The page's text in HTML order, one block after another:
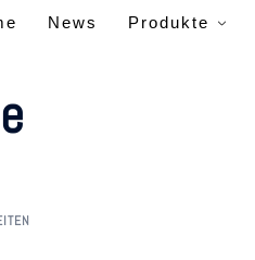
News Produkte